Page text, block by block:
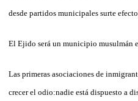
desde partidos municipales surte
El Ejido será un municipio musulmán
Las primeras asociaciones de
crecer el odio:nadie está dispuesto a